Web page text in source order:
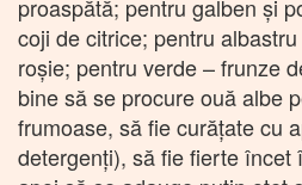
proaspătă; pentru galben și
coji de citrice; pentru
roșie; pentru verde – frunze
bine să se procure ouă albe
frumoase, să fie curățate cu
detergenți), să fie fierte încet